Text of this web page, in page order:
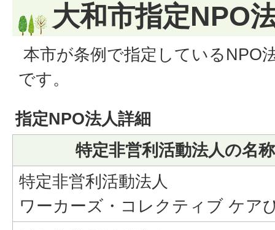
大和市指定NPO
本市が条例で指定しているNPO
です。
指定NPO法人詳細
特定非営利活動法人の名称
特定非営利活動法人
ワーカーズ・コレクティブ ケア